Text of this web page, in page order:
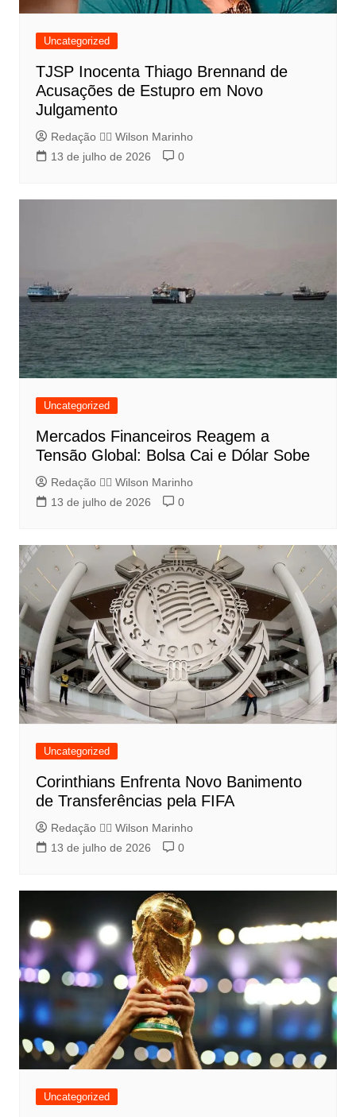
Uncategorized
TJSP Inocenta Thiago Brennand de
Acusações de Estupro em Novo
Julgamento
Redação 👨‍⚖️​ Wilson Marinho
13 de julho de 2026
0
Uncategorized
Mercados Financeiros Reagem a
Tensão Global: Bolsa Cai e Dólar Sobe
Redação 👨‍⚖️​ Wilson Marinho
13 de julho de 2026
0
Uncategorized
Corinthians Enfrenta Novo Banimento
de Transferências pela FIFA
Redação 👨‍⚖️​ Wilson Marinho
13 de julho de 2026
0
Uncategorized